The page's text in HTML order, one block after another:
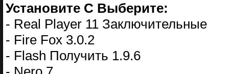
Установите С Выберите:
- Real Player 11 Заключительные
- Fire Fox 3.0.2
- Flash Получить 1.9.6